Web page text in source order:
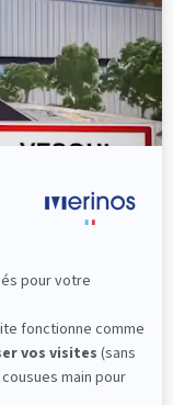
Avec les
sur ses
petit matin.